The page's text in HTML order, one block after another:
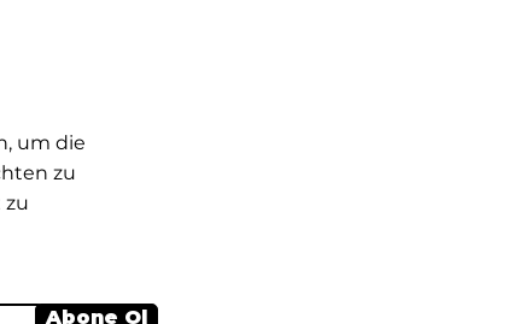
um die
zu
zu
Abone Ol